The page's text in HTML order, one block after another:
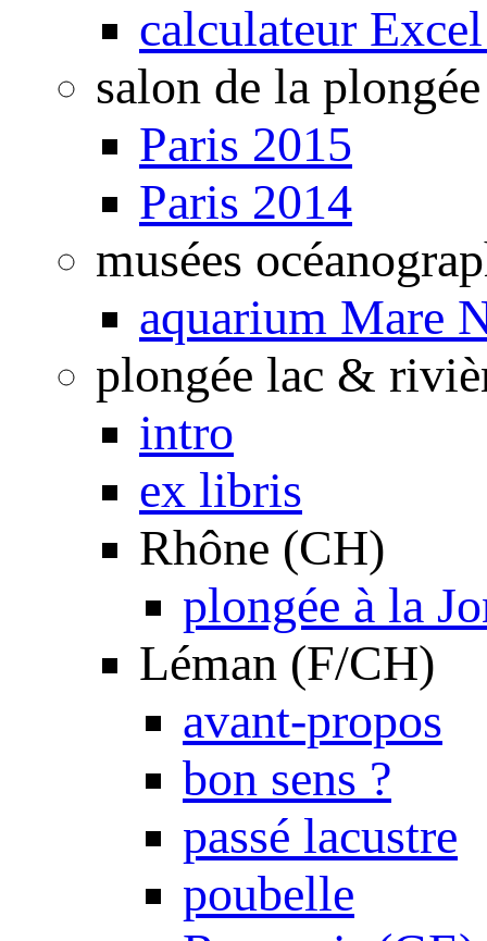
calculateur
salon de la plongée
Paris 2015
Paris 2014
musées
aquarium Mare
plongée lac &
intro
ex libris
Rhône (CH)
plongée à la
Léman (F/CH)
avant-propos
bon sens ?
passé lacustre
poubelle